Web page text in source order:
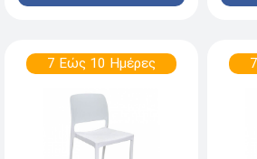
7 Εώς 10 Ημέρες